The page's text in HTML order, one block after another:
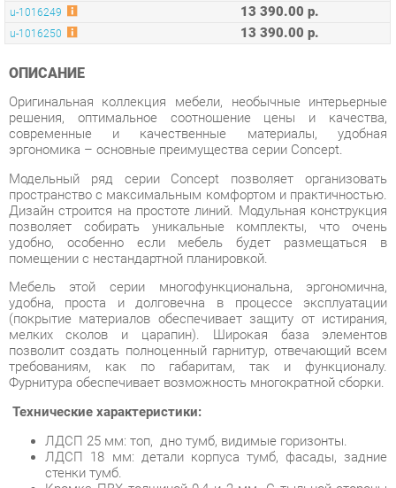
ОПИСАНИЕ
Оригинальная коллекция мебели, необычные интерьерные
современные и качественные материалы, удобная
Модельный ряд серии Concept позволяет организовать
пространство с максимальным комфортом и практичностью.
Дизайн строится на простоте линий. Модульная конструкция
позволяет собирать уникальные комплекты, что очень
удобно, особенно если мебель будет размещаться в
помещении с нестандартной планировкой.
Мебель этой серии многофункциональна, эргономична,
удобна, проста и долговечна в процессе эксплуатации
(покрытие материалов обеспечивает защиту от истирания,
мелких сколов и царапин). Широкая база элементов
требованиям, как по габаритам, так и функционалу.
Фурнитура обеспечивает возможность многократной сборки.
Технические характеристики:
ЛДСП 25 мм: топ, дно тумб, видимые горизонты.
ЛДСП 18 мм: детали корпуса тумб, фасады, задние
стенки тумб.
Кромка ПВХ толщиной 0,4 и 2 мм. С тыльной стороны
все торцы обработанны кромкой 2 мм.
Опоры: труба 50х25.
Направляющие ящиков: шариковые, полного
выдвижения без доводчиков, L=350 мм.